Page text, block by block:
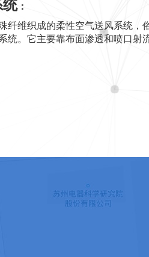
：
纤维织成的柔性空气送风系统，
统。它主要靠布面渗透和喷口射